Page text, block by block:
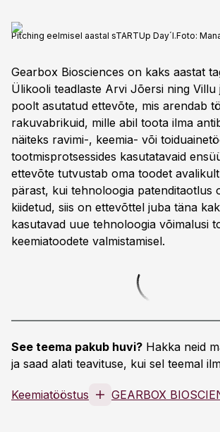
Pitching eelmisel aastal sTARTUp Day´l.Foto:
Gearbox Biosciences on kaks aastat
Ülikooli teadlaste Arvi Jõersi ning Villu
poolt asutatud ettevõte, mis arendab
rakuvabrikuid, mille abil toota ilma
näiteks ravimi-, keemia- või
tootmisprotsessides kasutatavaid
ettevõte tutvustab oma toodet
pärast, kui tehnoloogia patenditaotlus
kiidetud, siis on ettevõttel juba täna
kasutavad uue tehnoloogia võimalusi
keemiatoodete valmistamisel.
See teema pakub huvi? Hakka neid
ja saad alati teavituse, kui sel teemal
Keemiatööstus GEARBOX